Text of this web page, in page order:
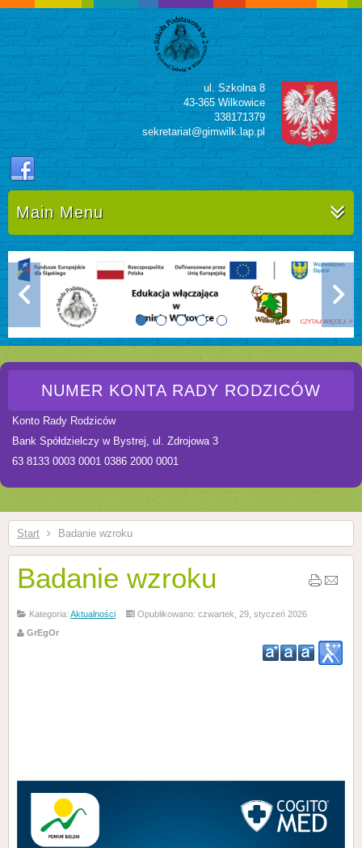
ul. Szkolna 8
43-365 Wilkowice
338171379
sekretariat@gimwilk.lap.pl
Main Menu
NUMER KONTA RADY RODZICÓW
Konto Rady Rodziców
Bank Spółdzielczy w Bystrej, ul. Zdrojowa 3
63 8133 0003 0001 0386 2000 0001
Start Badanie wzroku
Badanie wzroku
Kategoria: Aktualności
Opublikowano: czwartek, 29, styczeń 2026
GrEgOr